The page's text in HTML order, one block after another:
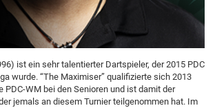
ist ein sehr talentierter Dartspieler, der 2015 PDC
wurde. “The Maximiser” qualifizierte sich 2013
PDC-WM bei den Senioren und ist damit der
jemals an diesem Turnier teilgenommen hat. Im